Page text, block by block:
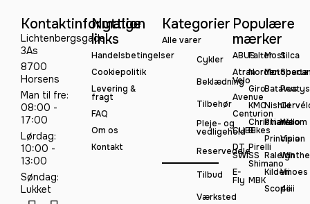
Kontaktinformation
Lichtenbergsgade
3As
8700
Horsens
Man til fre:
08:00 -
17:00
Lørdag:
10:00 -
13:00
Søndag:
Lukket
Nyttige
links
Handelsbetingelser
Cookiepolitik
Levering &
fragt
FAQ
Om os
Kontakt
Kategorier
Alle varer
Cykler
Beklædning
Tilbehør
Pleje- og
vedligehold
Reservedele
Tilbud
Værksted
Populære
mærker
ABUS
Atran
Velo
Avenue
Centurion
CUBE
DT
SWISS
E-
Fly
Falter
Norden
Giro
KMC
Christiania
Bikes
Pirelli
Shimano
MBK
Most
Batavus
Nishiki
Pinarello
Principia
Raleigh
Kildemoes
Scope
Silca
Sparta
Peatys
Woom
Vision
Vii
4iiii